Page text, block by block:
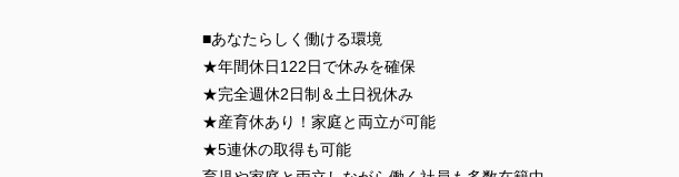
■あなたらしく働ける環境
★年間休日122日で休みを確保
★完全週休2日制＆土日祝休み
★産育休あり！家庭と両立が可能
★5連休の取得も可能